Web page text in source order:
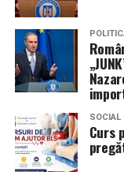
Audi;
Skoda;
Seat;
Porsche;
Opel;
Ford;
Aceasta nu doar
eveniment, dar
care sunt
Promovând un
atrage atenția
mediului și față de
Participanții vor
organizatorii au
SOCIAL
Curs